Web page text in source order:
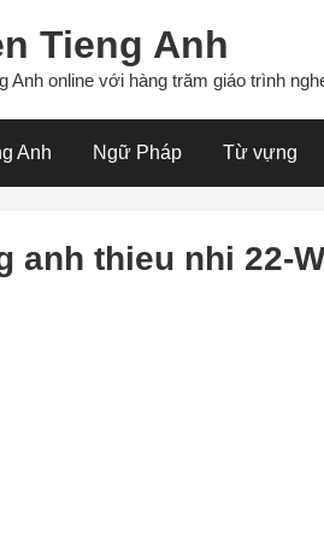
Tieng Anh
Anh online với hàng trăm giáo trình
Anh Ngữ Pháp Từ vựng
anh thieu nhi 22-